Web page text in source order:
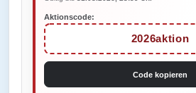
Aktionscode:
2026aktion
Code kopieren